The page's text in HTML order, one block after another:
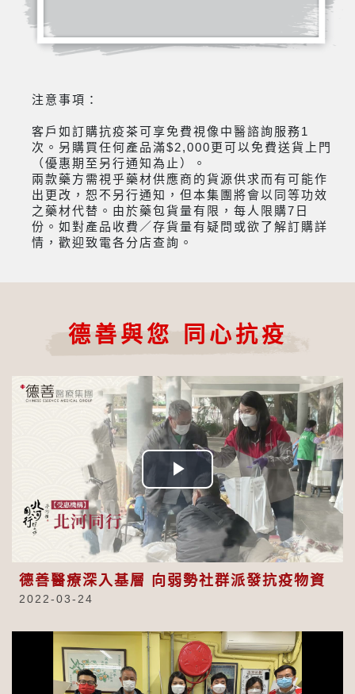
注意事項：
客戶如訂購抗疫茶可享免費視像中醫諮詢服務1
次。另購買任何產品滿$2,000更可以免費送貨上門
（優惠期至另行通知為止）。
兩款藥方需視乎藥材供應商的貨源供求而有可能作
出更改，恕不另行通知，但本集團將會以同等功效
之藥材代替。由於藥包貨量有限，每人限購7日
份。如對產品收費／存貨量有疑問或欲了解訂購詳
情，歡迎致電各分店查詢。
德善與您 同心抗疫
Play
Video
德善醫療深入基層 向弱勢社群派發抗疫物資
2022-03-24